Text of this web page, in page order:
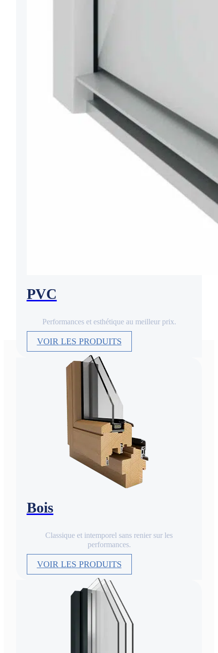
PVC
Performances et esthétique au meilleur prix.
VOIR LES PRODUITS
Bois
Classique et intemporel sans renier sur les
performances.
VOIR LES PRODUITS